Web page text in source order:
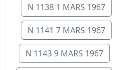
N 1138 1 MARS 1967
N 1141 7 MARS 1967
N 1143 9 MARS 1967